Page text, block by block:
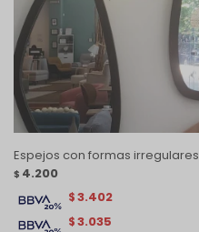
Espejos con formas irregulares
$ 4.200
$3.035
$3.402